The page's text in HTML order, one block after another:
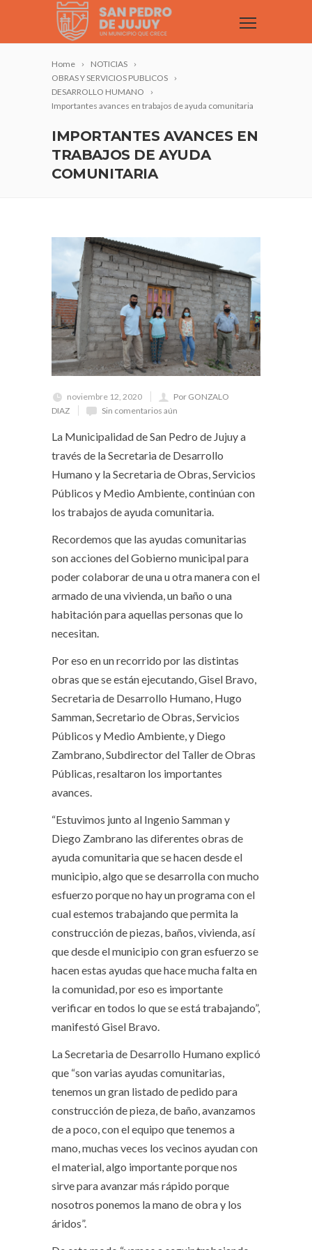
Home
NOTICIAS
OBRAS Y SERVICIOS PUBLICOS
DESARROLLO HUMANO
Importantes avances en trabajos de ayuda comunitaria
IMPORTANTES AVANCES EN
TRABAJOS DE AYUDA
COMUNITARIA
noviembre 12, 2020
Por GONZALO
DIAZ
Sin comentarios aún
La Municipalidad de San Pedro de Jujuy a
través de la Secretaria de Desarrollo
Humano y la Secretaria de Obras, Servicios
Públicos y Medio Ambiente, continúan con
los trabajos de ayuda comunitaria.
Recordemos que las ayudas comunitarias
son acciones del Gobierno municipal para
poder colaborar de una u otra manera con el
armado de una vivienda, un baño o una
habitación para aquellas personas que lo
necesitan.
Por eso en un recorrido por las distintas
obras que se están ejecutando, Gisel Bravo,
Secretaria de Desarrollo Humano, Hugo
Samman, Secretario de Obras, Servicios
Públicos y Medio Ambiente, y Diego
Zambrano, Subdirector del Taller de Obras
Públicas, resaltaron los importantes
avances.
“Estuvimos junto al Ingenio Samman y
Diego Zambrano las diferentes obras de
ayuda comunitaria que se hacen desde el
municipio, algo que se desarrolla con mucho
esfuerzo porque no hay un programa con el
cual estemos trabajando que permita la
construcción de piezas, baños, vivienda, así
que desde el municipio con gran esfuerzo se
hacen estas ayudas que hace mucha falta en
la comunidad, por eso es importante
verificar en todos lo que se está trabajando”,
manifestó Gisel Bravo.
La Secretaria de Desarrollo Humano explicó
que “son varias ayudas comunitarias,
tenemos un gran listado de pedido para
construcción de pieza, de baño, avanzamos
de a poco, con el equipo que tenemos a
mano, muchas veces los vecinos ayudan con
el material, algo importante porque nos
sirve para avanzar más rápido porque
nosotros ponemos la mano de obra y los
áridos”.